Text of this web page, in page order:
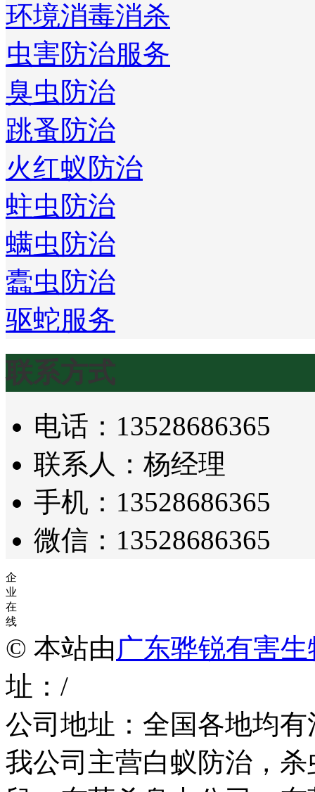
环境消毒消杀
虫害防治服务
臭虫防治
跳蚤防治
火红蚁防治
蛀虫防治
螨虫防治
蠹虫防治
驱蛇服务
联系方式
电话：13528686365
联系人：杨经理
手机：13528686365
微信：13528686365
企
业
在
线
© 本站由 广东骅锐有害
址：/
公司地址：全国各地均
我公司主营白蚁防治，